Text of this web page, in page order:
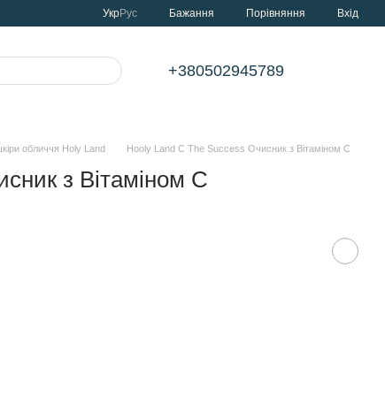
УкрРус Бажання Порівняння Вхід
+380502945789
обличчя Holy Land Hooly Land C The Success Очисник з Вітаміном С
з Вітаміном С